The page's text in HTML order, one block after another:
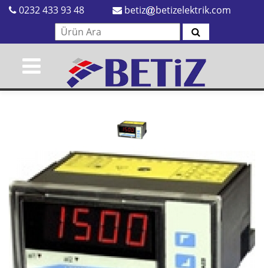
0232 433 93 48 betiz betizelektrik.com